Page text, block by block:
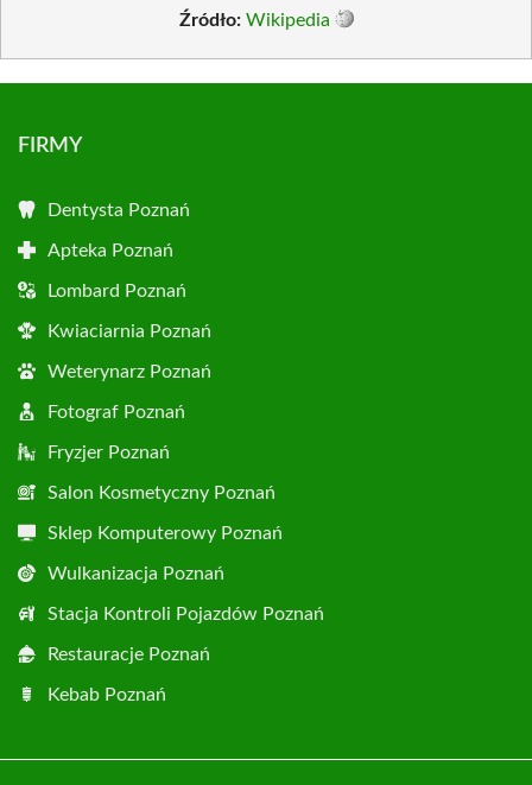
Źródło: Wikipedia
FIRMY
Dentysta Poznań
Apteka Poznań
Lombard Poznań
Kwiaciarnia Poznań
Weterynarz Poznań
Fotograf Poznań
Fryzjer Poznań
Salon Kosmetyczny Poznań
Sklep Komputerowy Poznań
Wulkanizacja Poznań
Stacja Kontroli Pojazdów Poznań
Restauracje Poznań
Kebab Poznań